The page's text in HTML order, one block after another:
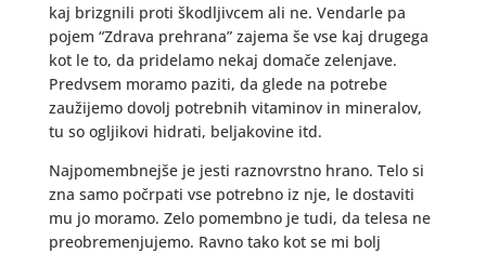
kaj brizgnili proti škodljivcem ali ne. Vendarle pa
pojem “Zdrava prehrana” zajema še vse kaj drugega
kot le to, da pridelamo nekaj domače zelenjave.
Predvsem moramo paziti, da glede na potrebe
zaužijemo dovolj potrebnih vitaminov in mineralov,
tu so ogljikovi hidrati, beljakovine itd.
Najpomembnejše je jesti raznovrstno hrano. Telo si
zna samo počrpati vse potrebno iz nje, le dostaviti
mu jo moramo. Zelo pomembno je tudi, da telesa ne
preobremenjujemo. Ravno tako kot se mi bolj